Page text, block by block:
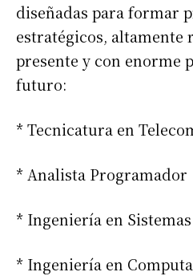
diseñadas para formar
estratégicos, altamente
presente y con enorme
futuro:
* Tecnicatura en
* Analista Programador
* Ingeniería en Sistemas
* Ingeniería en